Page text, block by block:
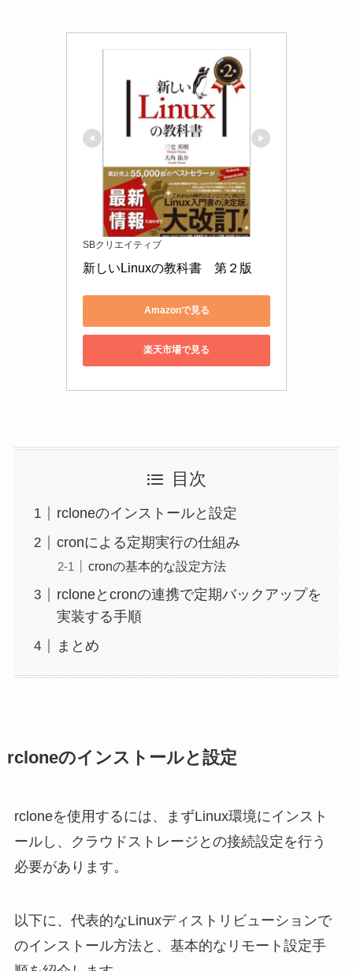
SBクリエイティブ
新しいLinuxの教科書　第２版
Amazonで見る
楽天市場で見る
目次
rcloneのインストールと設定
cronによる定期実行の仕組み
cronの基本的な設定方法
rcloneとcronの連携で定期バックアップを
実装する手順
まとめ
rcloneのインストールと設定
rcloneを使用するには、まずLinux環境にインスト
ールし、クラウドストレージとの接続設定を行う
必要があります。
以下に、代表的なLinuxディストリビューションで
のインストール方法と、基本的なリモート設定手